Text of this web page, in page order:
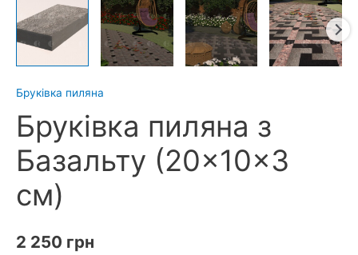
Бруківка пиляна
Бруківка пиляна з
Базальту (20×10×3
см)
2 250 грн